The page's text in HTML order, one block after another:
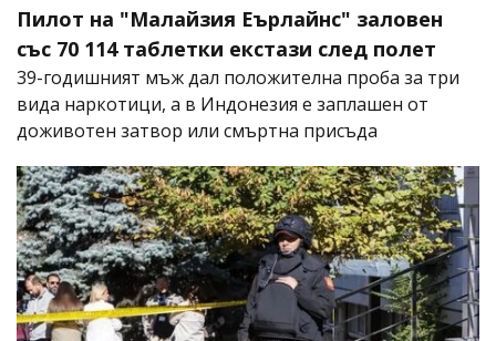
Пилот на "Малайзия Еърлайнс" заловен
със 70 114 таблетки екстази след полет
39-годишният мъж дал положителна проба за три
вида наркотици, а в Индонезия е заплашен от
доживотен затвор или смъртна присъда